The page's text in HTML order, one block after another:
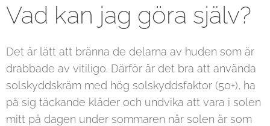
Vad kan jag göra själv?
Det är lätt att bränna de delarna av huden som är
drabbade av vitiligo. Därför är det bra att använda
solskyddskräm med hög solskyddsfaktor (50+), ha
på sig täckande kläder och undvika att vara i solen
mitt på dagen under sommaren när solen är som